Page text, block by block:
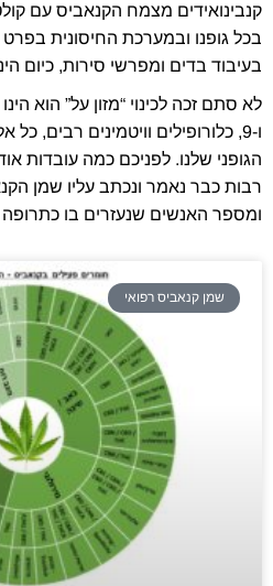
קנבינואידים מצמח הקנאביס עם
בכל גופנו ובמערכת החיסונית
בעיבוד בדים ומפרשי סירות, כיום
ו-9, כלורופילים וויטמינים רבים,
הגופני שלנו. לפניכם כמה עובדות
רבות כבר נאמר ונכתב עליו שמן
ומספר האנשים שנעזרים בו כתרופה
שמן קנאביס רפואי